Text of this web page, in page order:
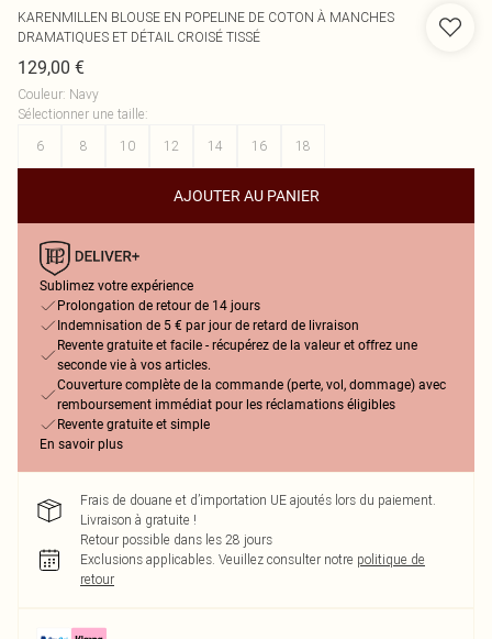
KARENMILLEN BLOUSE EN POPELINE DE COTON À MANCHES
DRAMATIQUES ET DÉTAIL CROISÉ TISSÉ
129,00 €
Couleur: Navy
Sélectionner une taille:
6
8 10 12 14 16 18
AJOUTER AU PANIER
Sublimez votre expérience
Prolongation de retour de 14 jours
Indemnisation de 5 € par jour de retard de livraison
Revente gratuite et facile - récupérez de la valeur et offrez une
seconde vie à vos articles.
Couverture complète de la commande (perte, vol, dommage) avec
remboursement immédiat pour les réclamations éligibles
Revente gratuite et simple
En savoir plus
Frais de douane et d’importation UE ajoutés lors du paiement.
Livraison à gratuite !
Retour possible dans les 28 jours
Exclusions applicables. Veuillez consulter notre politique de
retour